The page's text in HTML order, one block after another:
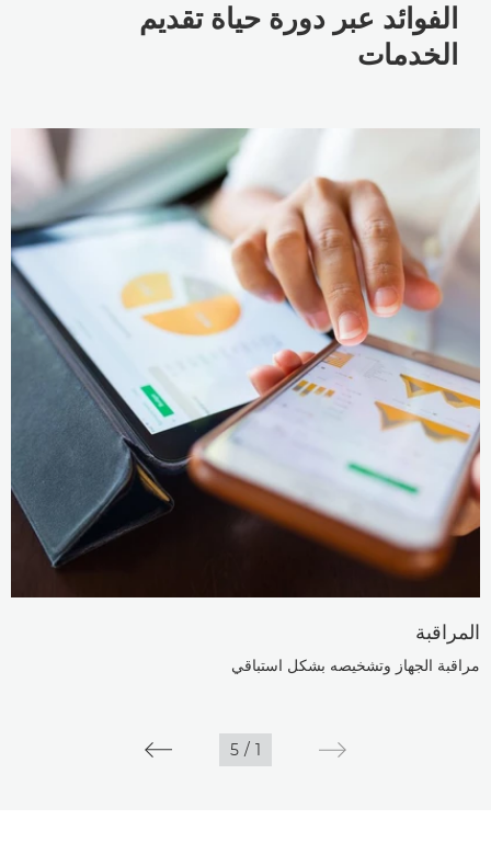
الفوائد عبر دورة حياة تقديم
الخدمات
المراقبة
مراقبة الجهاز وتشخيصه بشكل استباقي
1
/
5